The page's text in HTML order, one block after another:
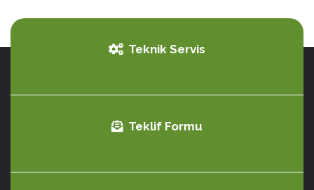
Teknik Servis
Teklif Formu